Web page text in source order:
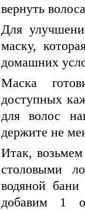
вернуть
Для
маску,
домашних
Маска
доступных
для волос
держите не
Итак,
столовыми
водяной
добавим 1